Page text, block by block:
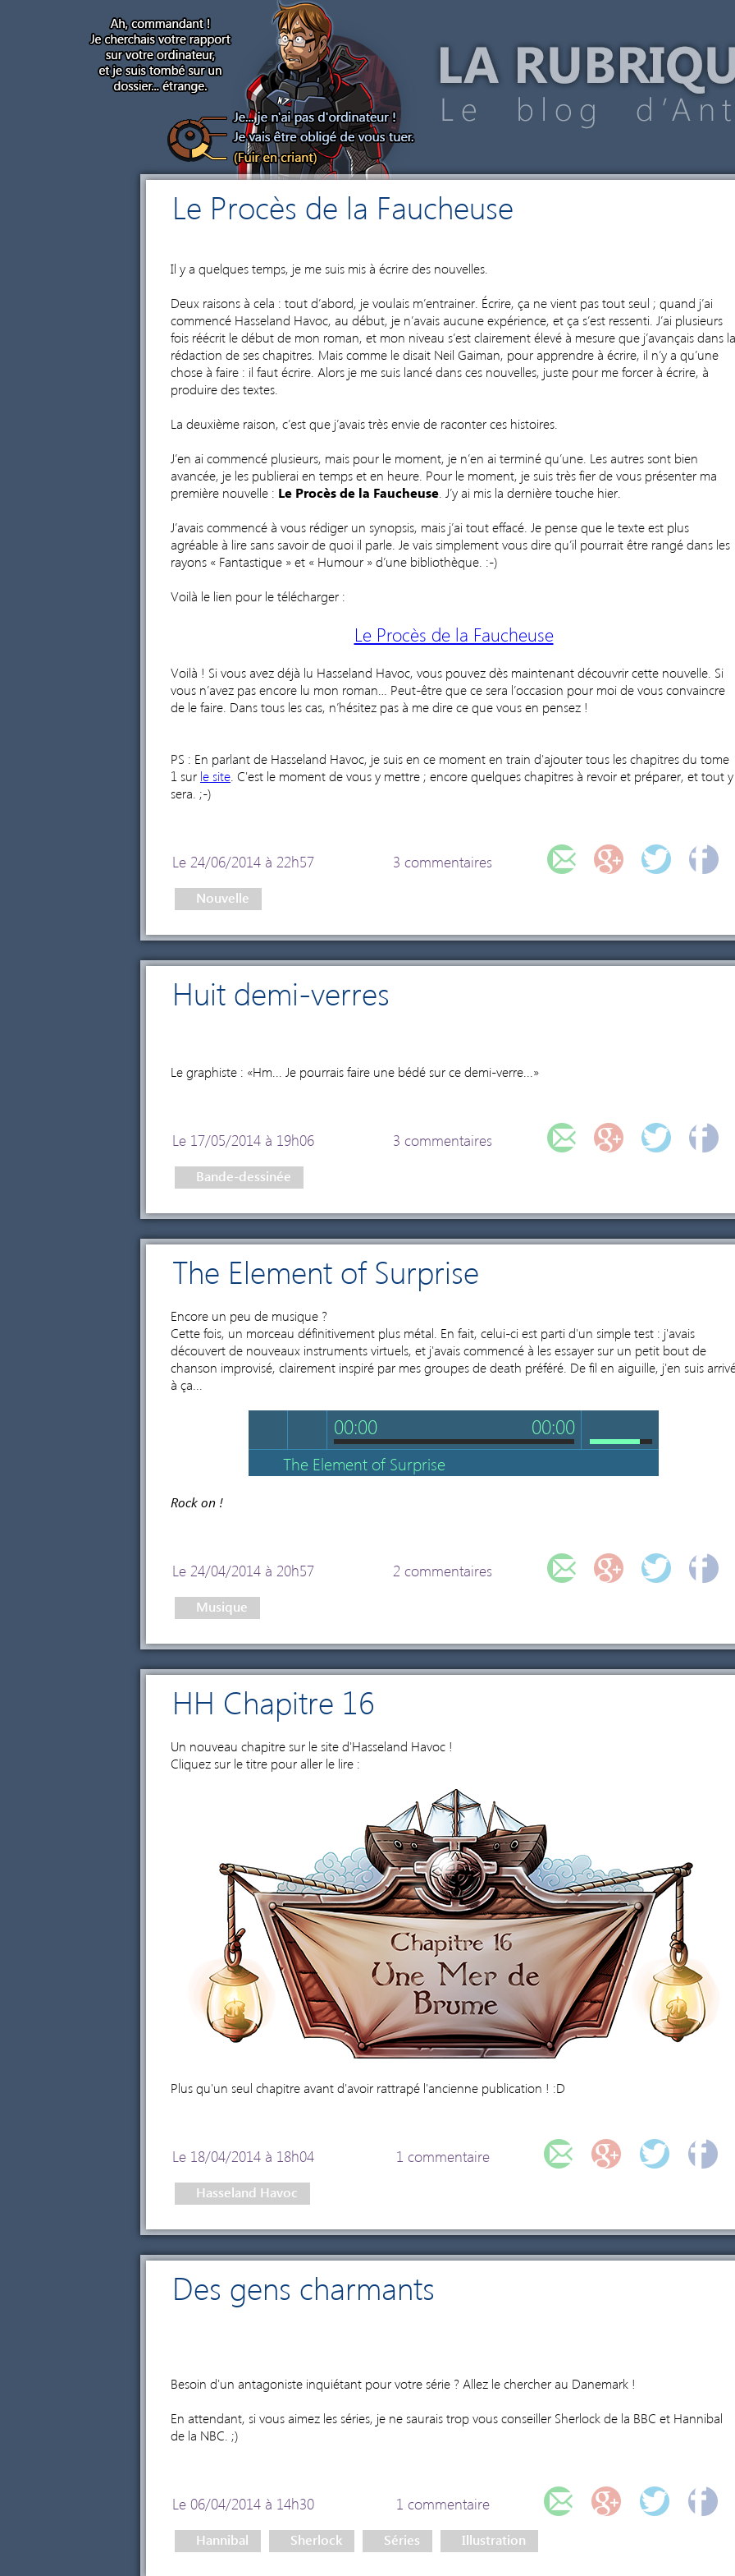
Le Procès de la Faucheuse
Il y a quelques temps, je me suis mis à écrire des nouvelles.
Deux raisons à cela : tout d’abord, je voulais m’entrainer. Écrire, ça ne vient pas tout seul ; quand j’ai
commencé Hasseland Havoc, au début, je n’avais aucune expérience, et ça s’est ressenti. J’ai plusieurs
fois réécrit le début de mon roman, et mon niveau s’est clairement élevé à mesure que j’avançais dans la
rédaction de ses chapitres. Mais comme le disait Neil Gaiman, pour apprendre à écrire, il n’y a qu’une
chose à faire : il faut écrire. Alors je me suis lancé dans ces nouvelles, juste pour me forcer à écrire, à
produire des textes.
La deuxième raison, c’est que j’avais très envie de raconter ces histoires.
J’en ai commencé plusieurs, mais pour le moment, je n’en ai terminé qu’une. Les autres sont bien
avancée, je les publierai en temps et en heure. Pour le moment, je suis très fier de vous présenter ma
première nouvelle : Le Procès de la Faucheuse . J’y ai mis la dernière touche hier.
J’avais commencé à vous rédiger un synopsis, mais j’ai tout effacé. Je pense que le texte est plus
agréable à lire sans savoir de quoi il parle. Je vais simplement vous dire qu’il pourrait être rangé dans les
rayons « Fantastique » et « Humour » d’une bibliothèque. :-)
Voilà le lien pour le télécharger :
Le Procès de la Faucheuse
Voilà ! Si vous avez déjà lu Hasseland Havoc, vous pouvez dès maintenant découvrir cette nouvelle. Si
vous n’avez pas encore lu mon roman… Peut-être que ce sera l’occasion pour moi de vous convaincre
de le faire. Dans tous les cas, n’hésitez pas à me dire ce que vous en pensez !
PS : En parlant de Hasseland Havoc, je suis en ce moment en train d'ajouter tous les chapitres du tome
1 sur le site . C'est le moment de vous y mettre ; encore quelques chapitres à revoir et préparer, et tout y
sera. ;-)
Le 24/06/2014 à 22h57 3 commentaires
Nouvelle
Huit demi-verres
Le graphiste : «Hm... Je pourrais faire une bédé sur ce demi-verre...»
Le 17/05/2014 à 19h06 3 commentaires
Bande-dessinée
The Element of Surprise
Encore un peu de musique ?
Cette fois, un morceau définitivement plus métal. En fait, celui-ci est parti d'un simple test : j'avais
découvert de nouveaux instruments virtuels, et j'avais commencé à les essayer sur un petit bout de
chanson improvisé, clairement inspiré par mes groupes de death préféré. De fil en aiguille, j'en suis
à ça...
00:00 00:00
The Element of Surprise
Rock on !
Le 24/04/2014 à 20h57 2 commentaires
Musique
HH Chapitre 16
Un nouveau chapitre sur le site d'Hasseland Havoc !
Cliquez sur le titre pour aller le lire :
Plus qu'un seul chapitre avant d'avoir rattrapé l'ancienne publication ! :D
Le 18/04/2014 à 18h04 1 commentaire
Hasseland Havoc
Des gens charmants
Besoin d'un antagoniste inquiétant pour votre série ? Allez le chercher au Danemark !
En attendant, si vous aimez les séries, je ne saurais trop vous conseiller Sherlock de la BBC et Hannibal
de la NBC. ;)
Le 06/04/2014 à 14h30 1 commentaire
Hannibal Sherlock Séries Illustration